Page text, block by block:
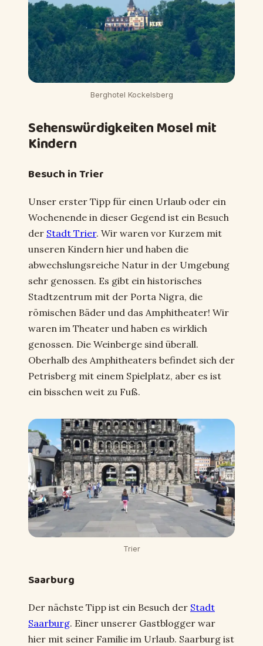
Berghotel Kockelsberg
Sehenswürdigkeiten Mosel mit
Kindern
Besuch in Trier
Unser erster Tipp für einen Urlaub oder ein
Wochenende in dieser Gegend ist ein Besuch
der Stadt Trier. Wir waren vor Kurzem mit
unseren Kindern hier und haben die
abwechslungsreiche Natur in der Umgebung
sehr genossen. Es gibt ein historisches
Stadtzentrum mit der Porta Nigra, die
römischen Bäder und das Amphitheater! Wir
waren im Theater und haben es wirklich
genossen. Die Weinberge sind überall.
Oberhalb des Amphitheaters befindet sich der
Petrisberg mit einem Spielplatz, aber es ist
ein bisschen weit zu Fuß.
Trier
Saarburg
Der nächste Tipp ist ein Besuch der Stadt
Saarburg. Einer unserer Gastblogger war
hier mit seiner Familie im Urlaub. Saarburg ist